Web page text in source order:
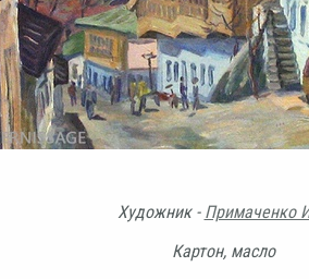
Художник - Примаченко
Картон, масло